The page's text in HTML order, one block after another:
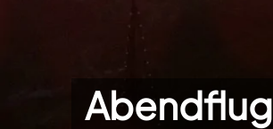
Abendflug